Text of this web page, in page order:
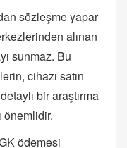
sözleşme yapar
alınan
sunmaz. Bu
cihazı satın
bir araştırma
önemlidir.
ödemesi